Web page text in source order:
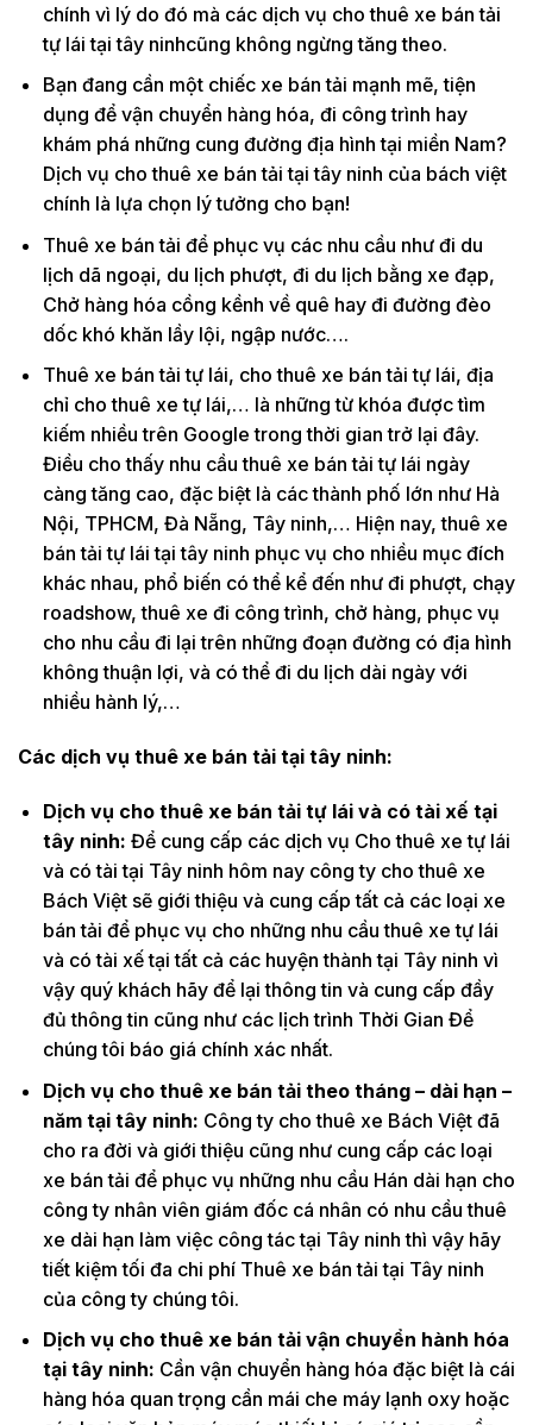
chính vì lý do đó mà các dịch vụ cho thuê xe bán tải
tự lái tại tây ninhcũng không ngừng tăng theo.
Bạn đang cần một chiếc xe bán tải mạnh mẽ, tiện
dụng để vận chuyển hàng hóa, đi công trình hay
khám phá những cung đường địa hình tại miền Nam?
Dịch vụ cho thuê xe bán tải tại tây ninh của bách việt
chính là lựa chọn lý tưởng cho bạn!
Thuê xe bán tải để phục vụ các nhu cầu như đi du
lịch dã ngoại, du lịch phượt, đi du lịch bằng xe đạp,
Chở hàng hóa cồng kềnh về quê hay đi đường đèo
dốc khó khăn lầy lội, ngập nước….
Thuê xe bán tải tự lái, cho thuê xe bán tải tự lái, địa
chỉ cho thuê xe tự lái,… là những từ khóa được tìm
kiếm nhiều trên Google trong thời gian trở lại đây.
Điều cho thấy nhu cầu thuê xe bán tải tự lái ngày
càng tăng cao, đặc biệt là các thành phố lớn như Hà
Nội, TPHCM, Đà Nẵng, Tây ninh,… Hiện nay, thuê xe
bán tải tự lái tại tây ninh phục vụ cho nhiều mục đích
khác nhau, phổ biến có thể kể đến như đi phượt, chạy
roadshow, thuê xe đi công trình, chở hàng, phục vụ
cho nhu cầu đi lại trên những đoạn đường có địa hình
không thuận lợi, và có thể đi du lịch dài ngày với
nhiều hành lý,…
Các dịch vụ thuê xe bán tải tại tây ninh:
Dịch vụ cho thuê xe bán tải tự lái và có tài xế tại
tây ninh: Để cung cấp các dịch vụ Cho thuê xe tự lái
và có tài tại Tây ninh hôm nay công ty cho thuê xe
Bách Việt sẽ giới thiệu và cung cấp tất cả các loại xe
bán tải để phục vụ cho những nhu cầu thuê xe tự lái
và có tài xế tại tất cả các huyện thành tại Tây ninh vì
vậy quý khách hãy để lại thông tin và cung cấp đầy
đủ thông tin cũng như các lịch trình Thời Gian Để
chúng tôi báo giá chính xác nhất.
Dịch vụ cho thuê xe bán tải theo tháng – dài hạn –
năm tại tây ninh: Công ty cho thuê xe Bách Việt đã
cho ra đời và giới thiệu cũng như cung cấp các loại
xe bán tải để phục vụ những nhu cầu Hán dài hạn cho
công ty nhân viên giám đốc cá nhân có nhu cầu thuê
xe dài hạn làm việc công tác tại Tây ninh thì vậy hãy
tiết kiệm tối đa chi phí Thuê xe bán tải tại Tây ninh
của công ty chúng tôi.
Dịch vụ cho thuê xe bán tải vận chuyển hành hóa
tại tây ninh: Cần vận chuyển hàng hóa đặc biệt là cái
hàng hóa quan trọng cần mái che máy lạnh oxy hoặc